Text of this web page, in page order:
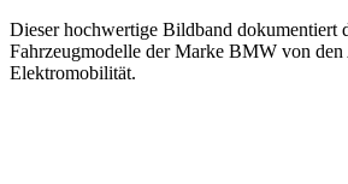
Dieser hochwertige Bildband dokumentiert
Fahrzeugmodelle der Marke BMW von
Elektromobilität.